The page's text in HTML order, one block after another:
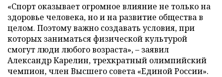
«Спорт оказывает огромное влияние не только на
здоровье человека, но и на развитие общества в
целом. Поэтому важно создавать условия, при
которых заниматься физической культурой
смогут люди любого возраста», – заявил
Александр Карелин, трехкратный олимпийский
чемпион, член Высшего совета «Единой России».